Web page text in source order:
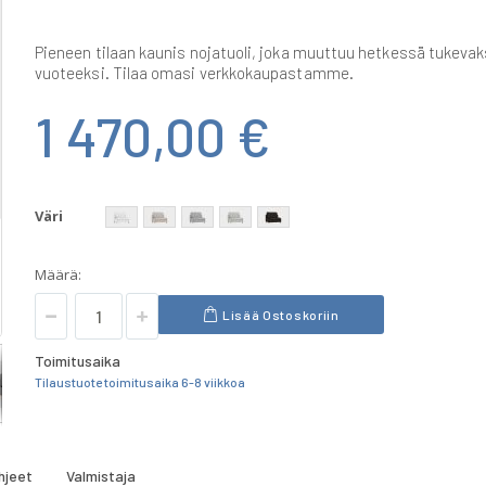
Pieneen tilaan kaunis nojatuoli, joka muuttuu hetkessä
vuoteeksi. Tilaa omasi verkkokaupastamme.
1 470,00 €
Väri
Määrä:
Lisää Ostoskoriin
Toimitusaika
Tilaustuote toimitusaika 6-8 viikkoa
Valmistaja